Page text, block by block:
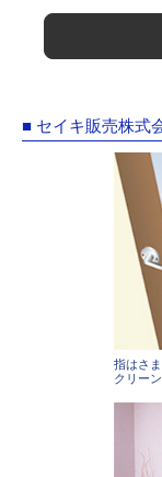
■ セイキ販売株式
指はさ
クリー